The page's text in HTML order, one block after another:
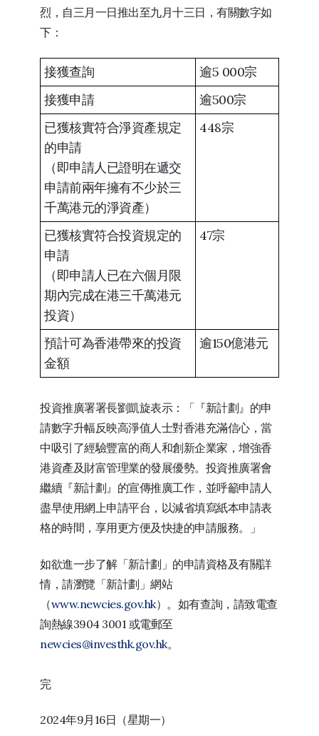
烈，自三月一日推出至九月十三日，有關數字如
下：
接獲查詢
逾5 000宗
接獲申請
逾500宗
已獲核實符合淨資產規定
的申請
（即申請人已證明在遞交
申請前兩年擁有不少於三
千萬港元的淨資產）
448宗
已獲核實符合投資規定的
申請
（即申請人已在六個月限
期內完成在港三千萬港元
投資）
47宗
預計可為香港帶來的投資
金額
逾150億港元
投資推廣署署長劉凱旋表示：「『新計劃』的申
請數字升幅反映高淨值人士對香港充滿信心，當
中吸引了經驗豐富的商人和創新企業家，增強香
港資產及財富管理業的發展優勢。投資推廣署會
繼續『新計劃』的宣傳推廣工作，並呼籲申請人
盡早使用網上申請平台，以減省填寫紙本申請表
格的時間，享用更方便及快捷的申請服務。」
如欲進一步了解「新計劃」的申請資格及有關詳
情，請瀏覽「新計劃」網站
（www.newcies.gov.hk）。如有查詢，請致電查
詢熱線3904 3001 或電郵至
newcies@investhk.gov.hk。
完
2024年9月16日（星期一）